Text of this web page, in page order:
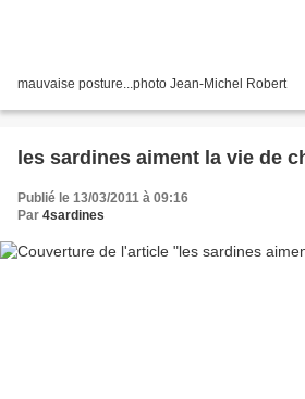
mauvaise posture...photo Jean-Michel Robert
les sardines aiment la vie de
Publié le 13/03/2011 à 09:16
Par 4sardines